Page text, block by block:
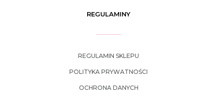
REGULAMINY
REGULAMIN SKLEPU
POLITYKA PRYWATNOŚCI
OCHRONA DANYCH